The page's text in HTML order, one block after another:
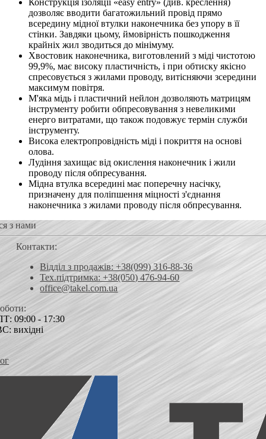
дозволяє вводити багатожильний провід прямо
всередину мідної втулки наконечника без упору в її
стінки. Завдяки цьому, ймовірність пошкодження
крайніх жил зводиться до мінімуму.
Хвостовик наконечника, виготовлений з міді чистотою
99,9%, має високу пластичність, і при обтиску якісно
спресовується з жилами проводу, витісняючи зсередини
максимум повітря.
М'яка мідь і пластичний нейлон дозволяють матрицям
інструменту робити обпресовування з невеликими
енерго витратами, що також подовжує термін служби
інструменту.
Висока електропровідність міді і покриття на основі
олова.
Лудіння захищає від окислення наконечник і жили
проводу після обпресування.
Мідна втулка всередині має поперечну насічку,
призначену для поліпшення міцності з'єднання
наконечника з жилами проводу після обпресування.
з нами
Контакти:
Відділ з продажів: +38(099) 316-88-36
Тех.підтримка: +38(050) 476-94-60
office@takel.com.ua
09:00 - 17:30
вихідні